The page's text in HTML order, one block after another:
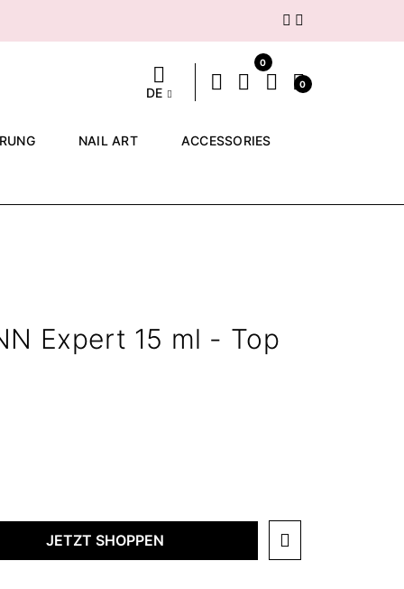
Weiter
DE
0
0
NAIL ART ACCESSORIES
Expert 15 ml - Top
JETZT SHOPPEN